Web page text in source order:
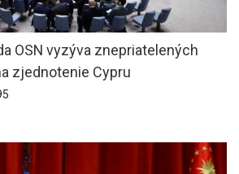
OSN vyzýva znepriatelených
zjednotenie Cypru